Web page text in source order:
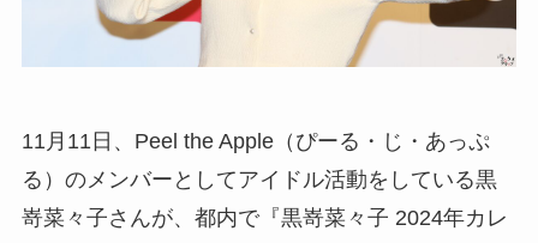
11月11日、Peel the Apple（ぴーる・じ・あっぷ
る）のメンバーとしてアイドル活動をしている黒
嵜菜々子さんが、都内で『黒嵜菜々子 2024年カレ